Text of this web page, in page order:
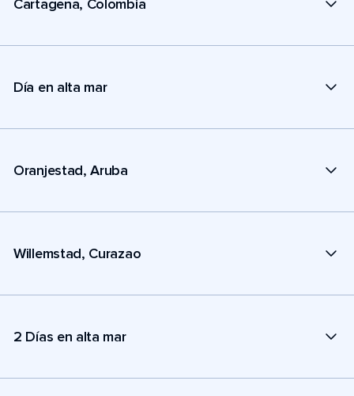
Cartagena, Colombia
Día en alta mar
Oranjestad, Aruba
Willemstad, Curazao
2 Días en alta mar